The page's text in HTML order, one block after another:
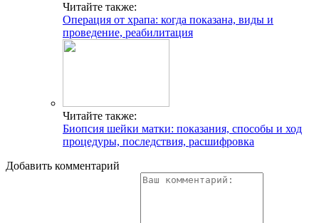
Читайте также:
Операция от храпа: когда показана, виды и
проведение, реабилитация
Читайте также:
Биопсия шейки матки: показания, способы и ход
процедуры, последствия, расшифровка
Добавить комментарий